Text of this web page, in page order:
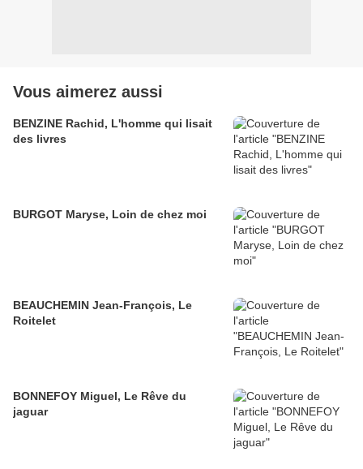
Vous aimerez aussi
BENZINE Rachid, L'homme qui lisait
des livres
BURGOT Maryse, Loin de chez moi
BEAUCHEMIN Jean-François, Le
Roitelet
BONNEFOY Miguel, Le Rêve du
jaguar